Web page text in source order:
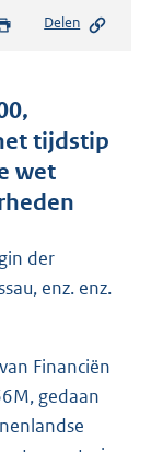
Delen
tijdstip
wet
der
enz. enz.
Financiën
gedaan